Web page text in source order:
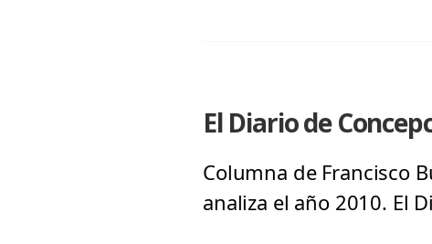
El Diario de
Columna de Francisco
analiza el año 2010. El